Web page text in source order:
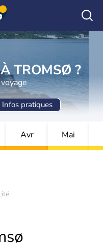
TROMSØ ?
Infos pratiques
Avr Mai